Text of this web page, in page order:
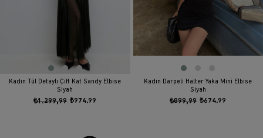
Kadın Tül Detaylı Çift Kat Sandy Elbise
Siyah
₺974,99
₺1.299,99
Kadın Darpeli Halter Yaka Mini Elbise
Siyah
₺674,99
₺899,99